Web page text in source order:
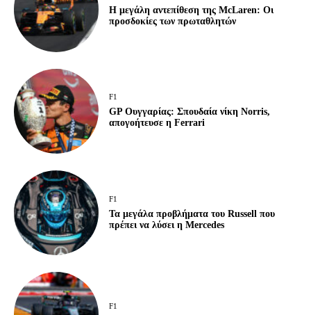
Η μεγάλη αντεπίθεση της McLaren: Οι
προσδοκίες των πρωταθλητών
F1
GP Ουγγαρίας: Σπουδαία νίκη Norris,
απογοήτευσε η Ferrari
F1
Τα μεγάλα προβλήματα του Russell που
πρέπει να λύσει η Mercedes
F1